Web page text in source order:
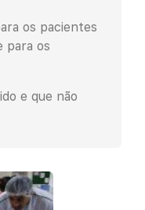
os pacientes
para os
e que não